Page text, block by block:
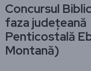
Concursul
faza
Penticostală
Montană)